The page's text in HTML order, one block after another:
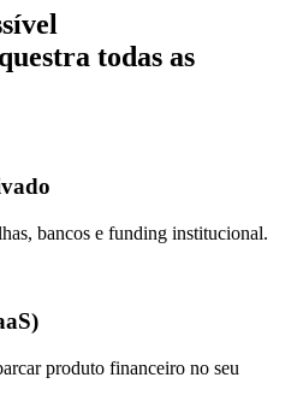
todas as
bancos e funding institucional.
produto financeiro no seu